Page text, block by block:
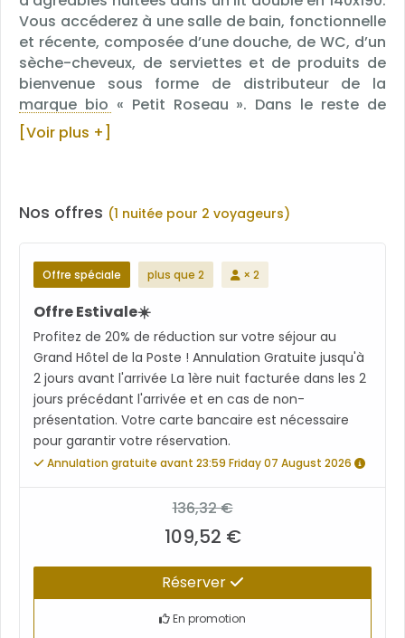
Vous accéderez à une salle de bain, fonctionnelle
et récente, composée d’une douche, de WC, d’un
sèche-cheveux, de serviettes et de produits de
bienvenue sous forme de distributeur de la
marque bio « Petit Roseau ». Dans le reste de
votre chambre, vous trouverez une télévision, une
climatisation, un bureau et un plateau de
[Voir plus +]
Nos offres (1 nuitée pour 2 voyageurs)
Offre spéciale plus que 2 × 2
Offre Estivale☀️
Profitez de 20% de réduction sur votre séjour au
Grand Hôtel de la Poste ! Annulation Gratuite jusqu'à
2 jours avant l'arrivée La 1ère nuit facturée dans les 2
jours précédant l'arrivée et en cas de non-
présentation. Votre carte bancaire est nécessaire
pour garantir votre réservation.
Annulation gratuite avant 23:59 Friday 07 August 2026
136,32 €
109,52 €
Réserver
En promotion